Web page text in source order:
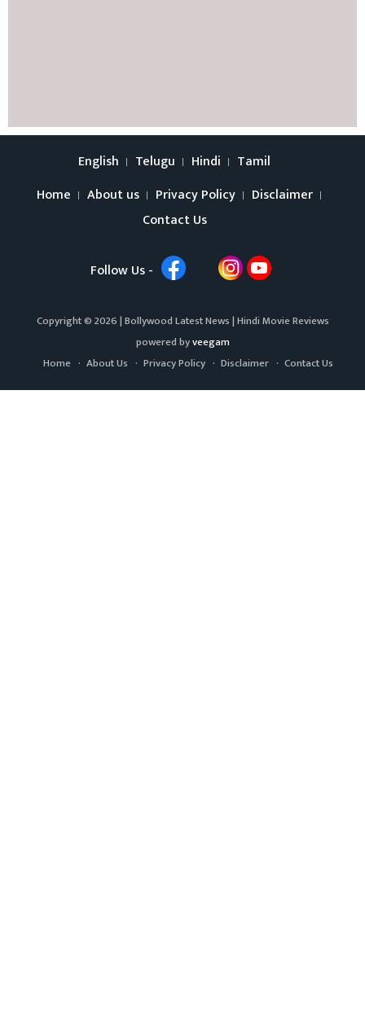
English Telugu Hindi
Tamil
Home
About us Privacy Policy
Disclaimer
Contact Us
Follow Us -
Copyright © 2026 |Bollywood Latest News|Hindi Movie Reviews
powered byveegam
Home
About Us Privacy Policy Disclaimer Contact Us